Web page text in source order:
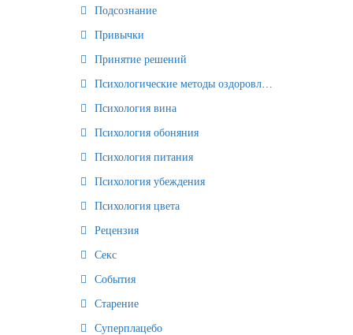
Подсознание
Привычки
Принятие решений
Психологические методы оздоровления и омоложения
Психология вина
Психология обоняния
Психология питания
Психология убеждения
Психология цвета
Рецензия
Секс
События
Старение
Суперплацебо